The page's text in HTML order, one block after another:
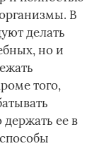
В
делать
но и
того,
ее в